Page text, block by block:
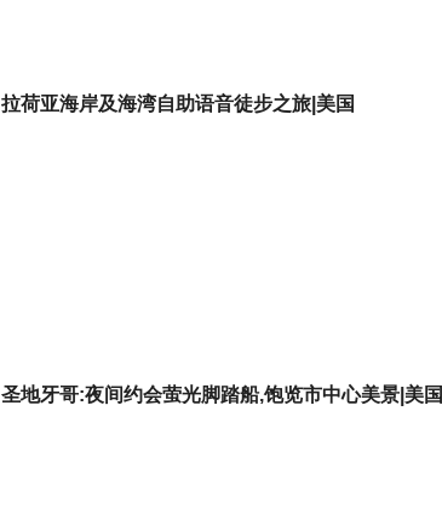
拉荷亚海岸及海湾自助语音徒步之旅|美国
圣地牙哥:夜间约会萤光脚踏船,饱览市中心美景|美国